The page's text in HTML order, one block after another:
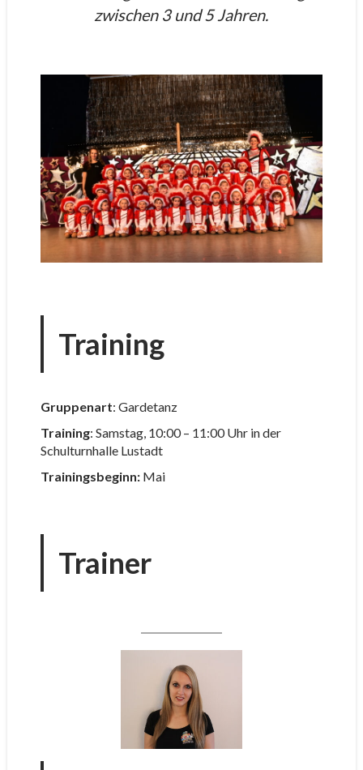
zwischen 3 und 5 Jahren.
Training
Gruppenart: Gardetanz
Training: Samstag, 10:00 – 11:00 Uhr in der
Schulturnhalle Lustadt
Trainingsbeginn:Mai
Trainer